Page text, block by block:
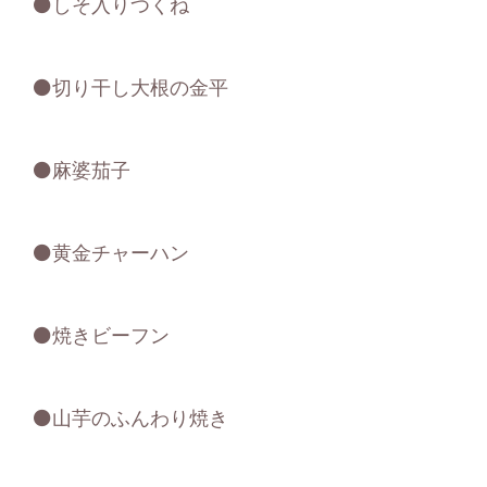
⚫しそ入りつくね
⚫切り干し大根の金平
⚫麻婆茄子
⚫黄金チャーハン
⚫焼きビーフン
⚫山芋のふんわり焼き